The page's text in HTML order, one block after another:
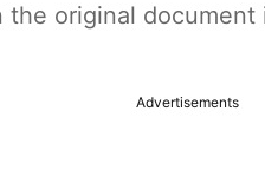
original
Advertisements